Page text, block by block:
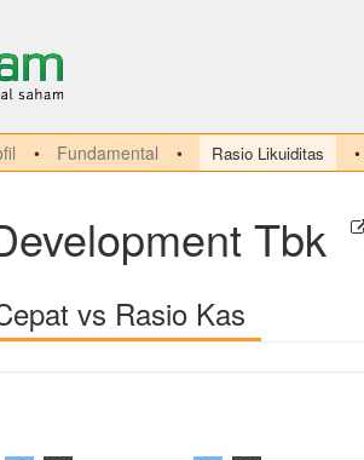
Fundamental Rasio Likuiditas
Tbk
vs Rasio Kas